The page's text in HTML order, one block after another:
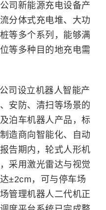
司新能源充电设备产
分体式充电堆、大功
等多个系列，能够满
等多种目的地充电需
司设立机器人智能产
安防、清扫等场景的
泊车机器人产品，标
造商向智能化、自动
告期内，轮式人形机
采用激光雷达与视觉
±2cm，可与停车场
管理机器人二代机正